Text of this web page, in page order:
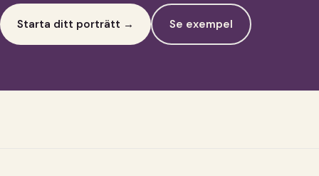
Starta ditt porträtt → Se exempel